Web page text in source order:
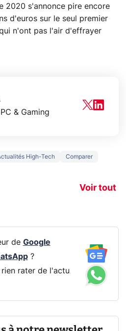
2020 s'annonce pire encore
d'euros sur le seul premier
n'ont pas l'air d'effrayer
& Gaming
High-Tech Comparer
Voir tout
5
prochaine
de Google
?
rater de l'actu